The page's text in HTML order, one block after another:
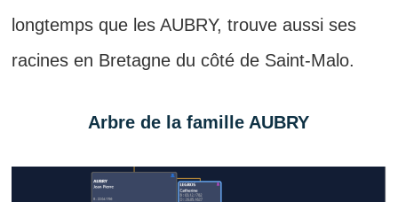
longtemps que les AUBRY, trouve aussi ses
racines en Bretagne du côté de Saint-Malo.
Arbre de la famille AUBRY